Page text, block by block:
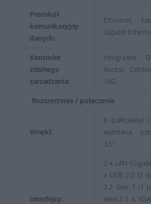
Protokół
komunkacyjny
danych:
Ethernet,
Gigabit
Kontroler
zdalnego
zarzadzania:
Integrated
Access
16G
Rozszerzenie / połączenie
Wnęki:
8 (całkowity)
wymiana
3,5"
Interfejsy:
2 x LAN
x USB 2.0 (3
3.2 Gen 1 (1
wew.) 1 x